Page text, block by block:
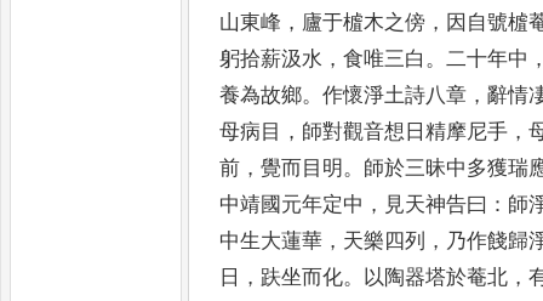
山東峰 ， 廬于樝木之傍 ， 因自號樝
躬拾薪汲水 ，食唯三白 。二十年中
養為故鄉。作懷淨土詩八章 ，辭情
母病目 ， 師對觀音想日精摩尼手 ，
前 ，覺而目明。 師於三昧中多獲瑞
中靖國元年定中 ， 見天神告曰 ： 師
中生大蓮華 ， 天樂四列 ， 乃作餞歸
日 ， 趺坐而化。 以陶器塔於菴北 ，